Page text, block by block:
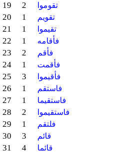
19 2 تقوموا
20 1 تقويم
21 1 تقيموا
22 1 فأقامه
23 2 فأقم
24 1 فأقمت
25 3 فأقيموا
26 1 فاستقم
27 1 فاستقيما
28 2 فاستقيموا
29 1 فلتقم
30 3 قائم
31 4 قائما